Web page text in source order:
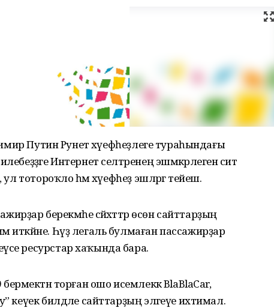
Путин Рунет хәүефһеҙлеге тураһындағы
Интернет селтәренең эшмәкәрлегенә сит
тотороҡло һәм хәүефһеҙ эшләргә тейеш.
берекмәһе сәйәхәттәр өсөн сайттарҙың
иткәйне. Һүҙ легаль булмаған пассажирҙар
ресурстар хаҡында бара.
торған ошо исемлеккә BlaBlaCar,
кеүек билдәле сайттарҙың эләгеүе ихтимал.